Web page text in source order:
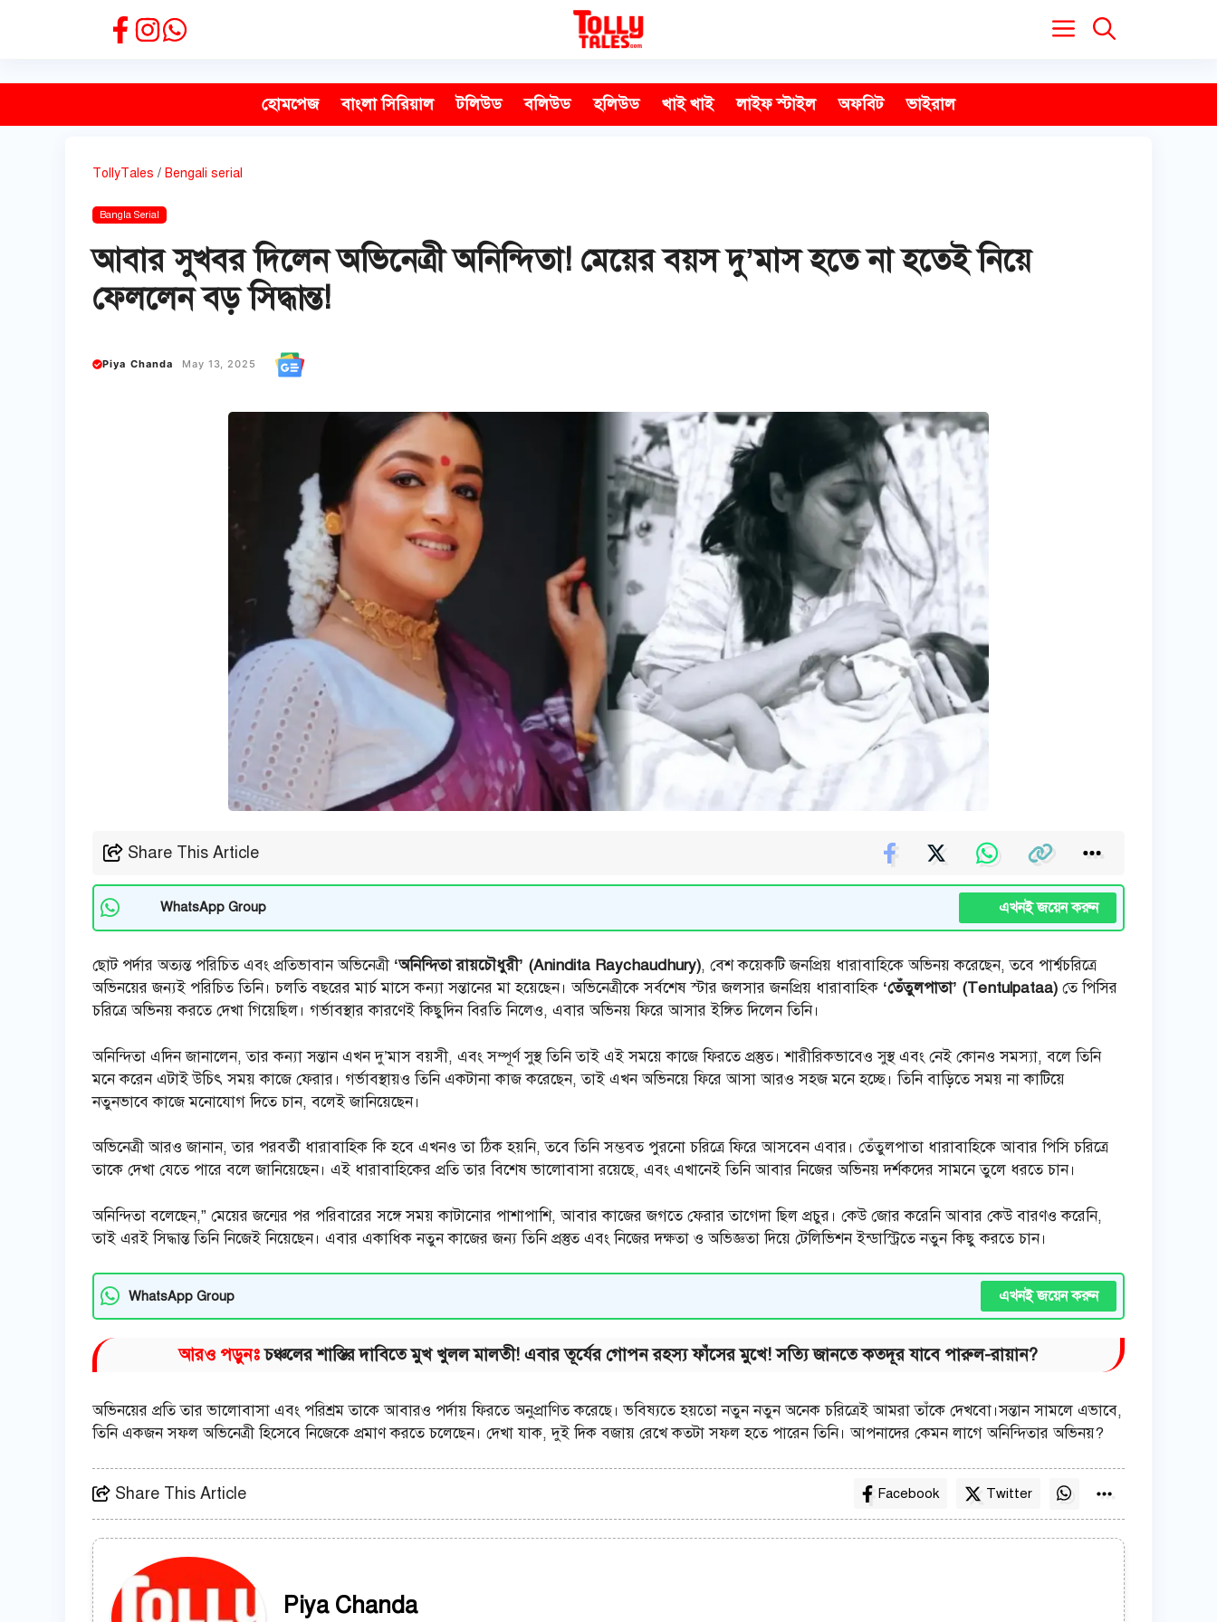
হোমপেজ বাংলা সিরিয়াল টলিউড বলিউড হলিউড খাই খাই লাইফ স্টাইল অফবিট ভাইরাল
TollyTales / Bengali serial
Bangla Serial
আবার সুখবর দিলেন অভিনেত্রী অনিন্দিতা! মেয়ের বয়স দু’মাস হতে না হতেই নিয়ে
ফেললেন বড় সিদ্ধান্ত!
Piya Chanda May 13, 2025
Share This Article
WhatsApp Group এখনই জয়েন করুন
ছোট পর্দার অত্যন্ত পরিচিত এবং প্রতিভাবান অভিনেত্রী‘অনিন্দিতা রায়চৌধুরী’ (Anindita Raychaudhury), বেশ কয়েকটি জনপ্রিয় ধারাবাহিকে অভিনয় করেছেন, তবে পার্শ্বচরিত্রে
অভিনয়ের জন্যই পরিচিত তিনি। চলতি বছরের মার্চ মাসে কন্যা সন্তানের মা হয়েছেন। অভিনেত্রীকে সর্বশেষ স্টার জলসার জনপ্রিয় ধারাবাহিক ‘তেঁতুলপাতা’ (Tentulpataa) তে পিসির
চরিত্রে অভিনয় করতে দেখা গিয়েছিল। গর্ভাবস্থার কারণেই কিছুদিন বিরতি নিলেও, এবার অভিনয় ফিরে আসার ইঙ্গিত দিলেন তিনি।
অনিন্দিতা এদিন জানালেন, তার কন্যা সন্তান এখন দু’মাস বয়সী, এবং সম্পূর্ণ সুস্থ তিনি তাই এই সময়ে কাজে ফিরতে প্রস্তুত। শারীরিকভাবেও সুস্থ এবং নেই কোনও সমস্যা, বলে তিনি
মনে করেন এটাই উচিৎ সময় কাজে ফেরার। গর্ভাবস্থায়ও তিনি একটানা কাজ করেছেন, তাই এখন অভিনয়ে ফিরে আসা আরও সহজ মনে হচ্ছে। তিনি বাড়িতে সময় না কাটিয়ে
নতুনভাবে কাজে মনোযোগ দিতে চান, বলেই জানিয়েছেন।
অভিনেত্রী আরও জানান, তার পরবর্তী ধারাবাহিক কি হবে এখনও তা ঠিক হয়নি, তবে তিনি সম্ভবত পুরনো চরিত্রে ফিরে আসবেন এবার। তেঁতুলপাতা ধারাবাহিকে আবার পিসি চরিত্রে
তাকে দেখা যেতে পারে বলে জানিয়েছেন। এই ধারাবাহিকের প্রতি তার বিশেষ ভালোবাসা রয়েছে, এবং এখানেই তিনি আবার নিজের অভিনয় দর্শকদের সামনে তুলে ধরতে চান।
অনিন্দিতা বলেছেন,” মেয়ের জন্মের পর পরিবারের সঙ্গে সময় কাটানোর পাশাপাশি, আবার কাজের জগতে ফেরার তাগেদা ছিল প্রচুর। কেউ জোর করেনি আবার কেউ বারণও করেনি,
তাই এরই সিদ্ধান্ত তিনি নিজেই নিয়েছেন। এবার একাধিক নতুন কাজের জন্য তিনি প্রস্তুত এবং নিজের দক্ষতা ও অভিজ্ঞতা দিয়ে টেলিভিশন ইন্ডাস্ট্রিতে নতুন কিছু করতে চান।
WhatsApp Group এখনই জয়েন করুন
আরও পড়ুনঃচঞ্চলের শাস্তির দাবিতে মুখ খুলল মালতী! এবার তূর্যের গোপন রহস্য ফাঁসের মুখে! সত্যি জানতে কতদূর যাবে পারুল-রায়ান?
অভিনয়ের প্রতি তার ভালোবাসা এবং পরিশ্রম তাকে আবারও পর্দায় ফিরতে অনুপ্রাণিত করেছে। ভবিষ্যতে হয়তো নতুন নতুন অনেক চরিত্রেই আমরা তাঁকে দেখবো।সন্তান সামলে এভাবে,
তিনি একজন সফল অভিনেত্রী হিসেবে নিজেকে প্রমাণ করতে চলেছেন। দেখা যাক, দুই দিক বজায় রেখে কতটা সফল হতে পারেন তিনি। আপনাদের কেমন লাগে অনিন্দিতার অভিনয়?
Share This Article Facebook Twitter
Piya Chanda